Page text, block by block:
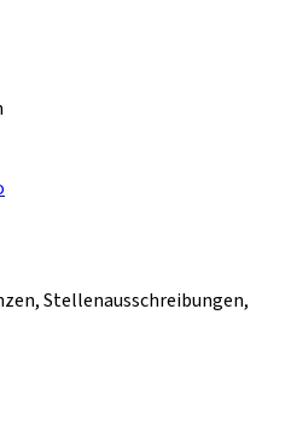
Stellenausschreibungen,